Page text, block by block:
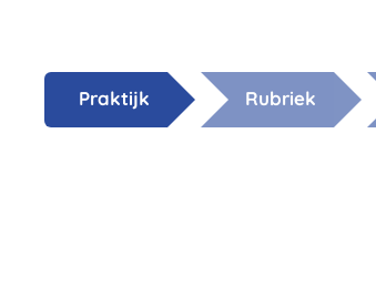
Praktijk Rubriek